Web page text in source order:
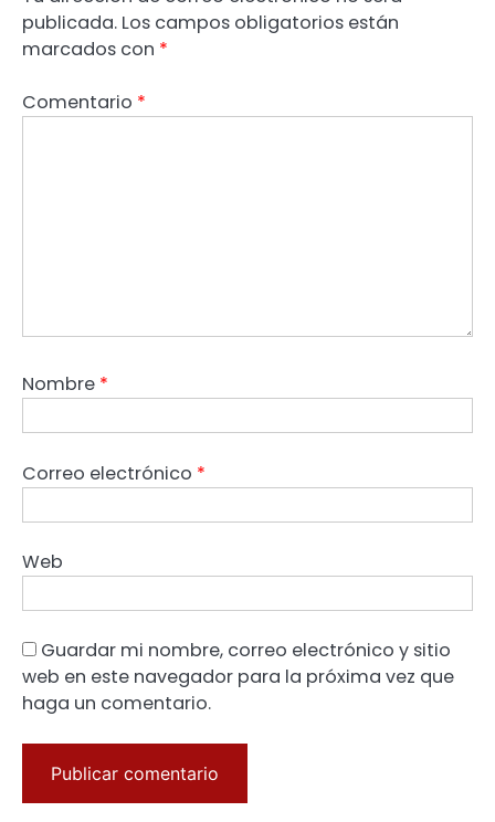
publicada. Los campos obligatorios están
marcados con *
Comentario *
Nombre *
Correo electrónico *
Web
Guardar mi nombre, correo electrónico y sitio
web en este navegador para la próxima vez que
haga un comentario.